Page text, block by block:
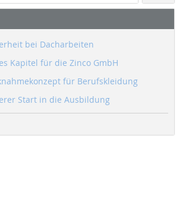
bei Dacharbeiten
Kapitel für die Zinco GmbH
für Berufskleidung
Start in die Ausbildung